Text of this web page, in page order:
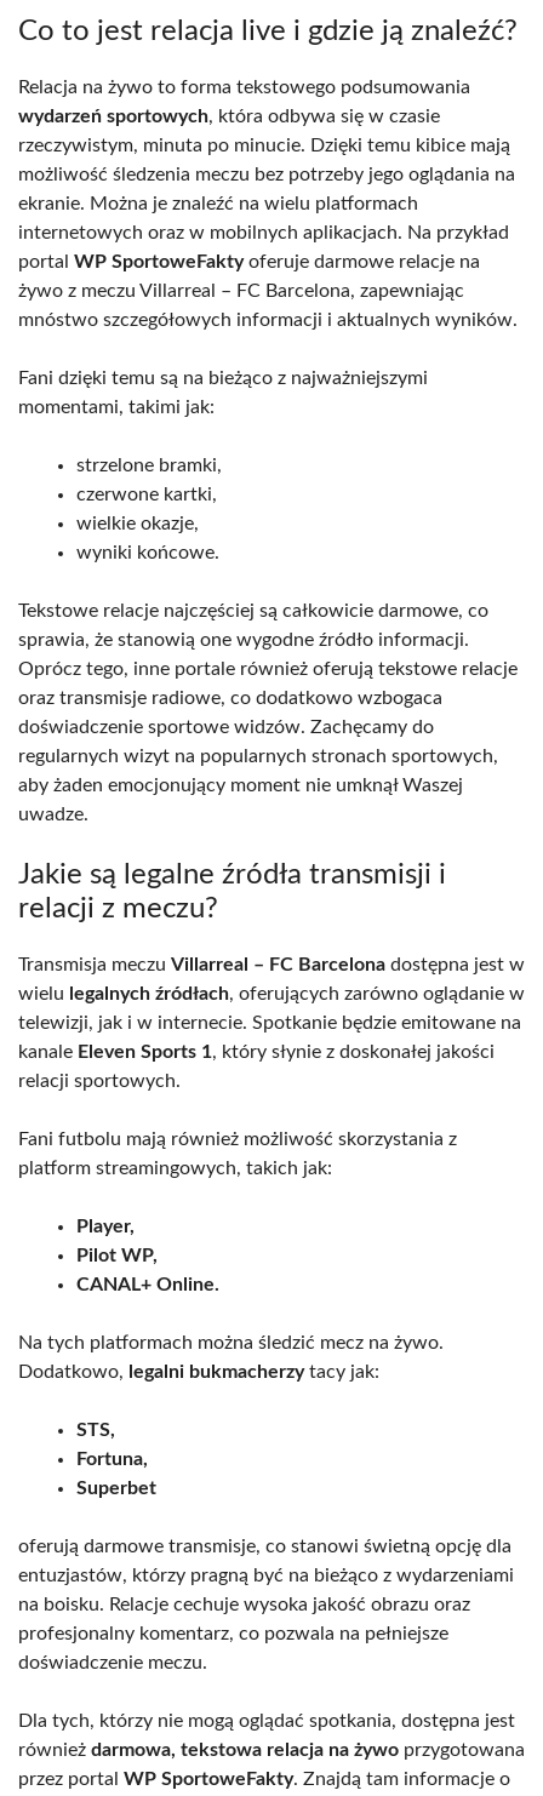
Co to jest relacja live i gdzie ją znaleźć?
Relacja na żywo to forma tekstowego podsumowania
wydarzeń sportowych, która odbywa się w czasie
rzeczywistym, minuta po minucie. Dzięki temu kibice mają
możliwość śledzenia meczu bez potrzeby jego oglądania na
ekranie. Można je znaleźć na wielu platformach
internetowych oraz w mobilnych aplikacjach. Na przykład
portal WP SportoweFaktyoferuje darmowe relacje na
żywo z meczu Villarreal – FC Barcelona, zapewniając
mnóstwo szczegółowych informacji i aktualnych wyników.
Fani dzięki temu są na bieżąco z najważniejszymi
momentami, takimi jak:
strzelone bramki,
czerwone kartki,
wielkie okazje,
wyniki końcowe.
Tekstowe relacje najczęściej są całkowicie darmowe, co
sprawia, że stanowią one wygodne źródło informacji.
Oprócz tego, inne portale również oferują tekstowe relacje
oraz transmisje radiowe, co dodatkowo wzbogaca
doświadczenie sportowe widzów. Zachęcamy do
regularnych wizyt na popularnych stronach sportowych,
aby żaden emocjonujący moment nie umknął Waszej
uwadze.
Jakie są legalne źródła transmisji i
relacji z meczu?
Transmisja meczu Villarreal – FC Barcelona dostępna jest w
wielu legalnych źródłach, oferujących zarówno oglądanie w
telewizji, jak i w internecie. Spotkanie będzie emitowane na
kanale Eleven Sports 1, który słynie z doskonałej jakości
relacji sportowych.
Fani futbolu mają również możliwość skorzystania z
platform streamingowych, takich jak:
Player,
Pilot WP,
CANAL+ Online.
Na tych platformach można śledzić mecz na żywo.
Dodatkowo, legalni bukmacherzytacy jak:
STS,
Fortuna,
Superbet
oferują darmowe transmisje, co stanowi świetną opcję dla
entuzjastów, którzy pragną być na bieżąco z wydarzeniami
na boisku. Relacje cechuje wysoka jakość obrazu oraz
profesjonalny komentarz, co pozwala na pełniejsze
doświadczenie meczu.
Dla tych, którzy nie mogą oglądać spotkania, dostępna jest
również darmowa, tekstowa relacja na żywo przygotowana
przez portal WP SportoweFakty. Znajdą tam informacje o